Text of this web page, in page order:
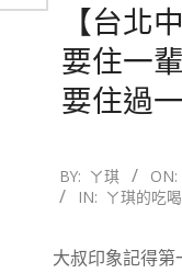
【台北
要住一
要住過
2021-
04-
BY: ㄚ琪 ON:
IN: ㄚ琪的吃
大叔印象記得第